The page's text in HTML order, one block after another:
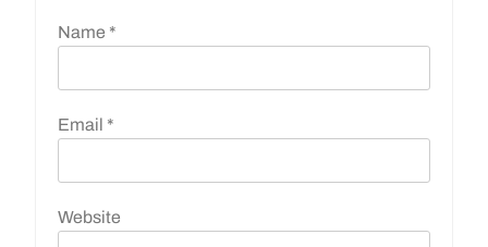
Name *
Email *
Website